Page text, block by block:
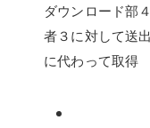
ダウンロード部
者３に対して送
に代わって取得